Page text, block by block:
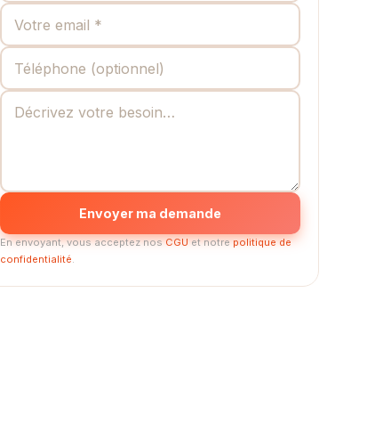
Envoyer ma demande
En envoyant, vous acceptez nosCGUet notrepolitique de
confidentialité.